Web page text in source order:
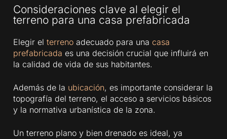
Consideraciones clave al elegir el
terreno para una casa prefabricada
Elegir elterreno adecuado para una casa
prefabricada es una decisión crucial que influirá en
la calidad de vida de sus habitantes.
Además de la ubicación, es importante considerar la
topografía del terreno, el acceso a servicios básicos
y la normativa urbanística de la zona.
Un terreno plano y bien drenado es ideal, ya